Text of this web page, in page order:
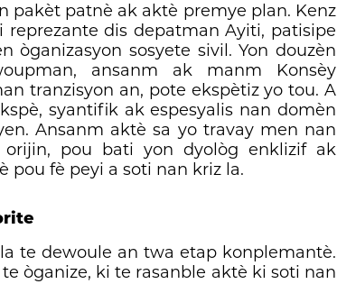
pakèt patnè ak aktè premye plan. Kenz
dis depatman Ayiti, patisipe
òganizasyon sosyete sivil. Yon douzèn
ansanm ak manm Konsèy
tranzisyon an, pote ekspètiz yo tou. A
syantifik ak espesyalis nan domèn
Ansanm aktè sa yo travay men nan
pou bati yon dyològ enklizif ak
pou fè peyi a soti nan kriz la.
te dewoule an twa etap konplemantè.
òganize, ki te rasanble aktè ki soti nan